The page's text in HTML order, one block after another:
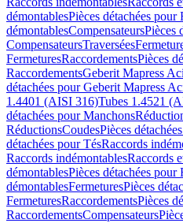
démontablesPièces détachées pour
démontablesCompensateursPièces
CompensateursTraversées
FermeturesRaccordementsPièces
RaccordementsGeberit Mapress
détachées pour Geberit Mapress
1.4401 (AISI 316)Tubes 1.4521
détachées pour Manchons
RéductionsCoudesPièces
détachées pour TésRaccords
Raccords indémontablesRaccords
démontablesPièces détachées pour
démontablesFermeturesPièces
FermeturesRaccordementsPièces
RaccordementsCompensateurs